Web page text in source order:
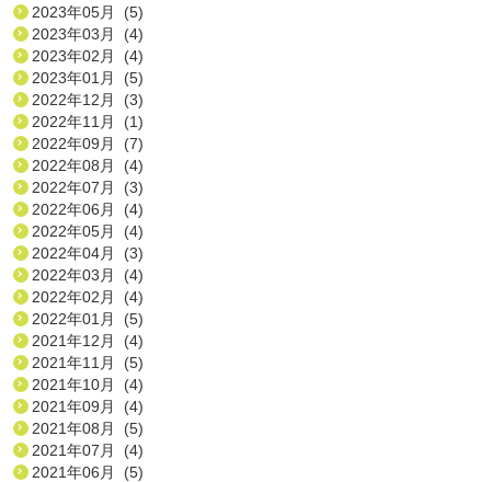
2023年05月 (5)
2023年03月 (4)
2023年02月 (4)
2023年01月 (5)
2022年12月 (3)
2022年11月 (1)
2022年09月 (7)
2022年08月 (4)
2022年07月 (3)
2022年06月 (4)
2022年05月 (4)
2022年04月 (3)
2022年03月 (4)
2022年02月 (4)
2022年01月 (5)
2021年12月 (4)
2021年11月 (5)
2021年10月 (4)
2021年09月 (4)
2021年08月 (5)
2021年07月 (4)
2021年06月 (5)